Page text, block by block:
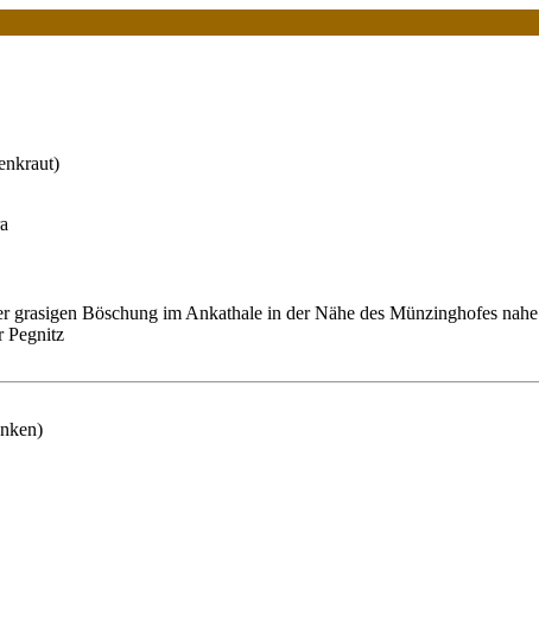
grasigen Böschung im Ankathale in der Nähe des Münzinghofes nahe
Pegnitz